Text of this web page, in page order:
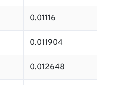
0.01116
0.011904
0.012648